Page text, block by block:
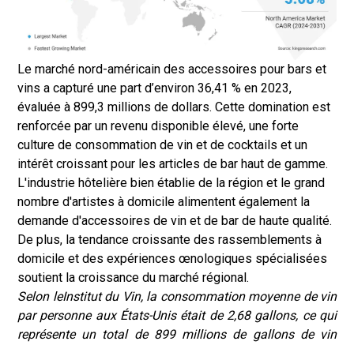
Le marché nord-américain des accessoires pour bars et
vins a capturé une part d’environ 36,41 % en 2023,
évaluée à 899,3 millions de dollars. Cette domination est
renforcée par un revenu disponible élevé, une forte
culture de consommation de vin et de cocktails et un
intérêt croissant pour les articles de bar haut de gamme.
L'industrie hôtelière bien établie de la région et le grand
nombre d'artistes à domicile alimentent également la
demande d'accessoires de vin et de bar de haute qualité.
De plus, la tendance croissante des rassemblements à
domicile et des expériences œnologiques spécialisées
soutient la croissance du marché régional.
Selon leInstitut du Vin, la consommation moyenne de vin
par personne aux États-Unis était de 2,68 gallons, ce qui
représente un total de 899 millions de gallons de vin